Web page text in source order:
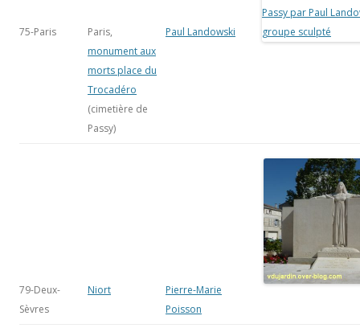
75-Paris
Paris,
monument aux
morts place du
Trocadéro
(cimetière de
Passy)
Paul Landowski
79-Deux-
Sèvres
Niort
Pierre-Marie
Poisson